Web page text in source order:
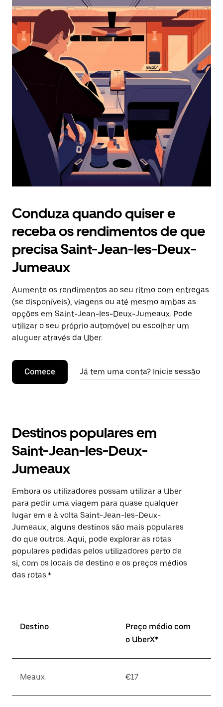
o
calendário
selecionar
uma
data.
Prima
o
botão
o
calendário.
Conduza quando quiser e
receba os rendimentos de que
precisa Saint-Jean-les-Deux-
Jumeaux
Aumente os rendimentos ao seu ritmo com entregas
(se disponíveis), viagens ou até mesmo ambas as
opções em Saint-Jean-les-Deux-Jumeaux. Pode
utilizar o seu próprio automóvel ou escolher um
aluguer através da Uber.
Comece Já tem uma conta? Inicie sessão
Destinos populares em
Saint-Jean-les-Deux-
Jumeaux
Embora os utilizadores possam utilizar a Uber
para pedir uma viagem para quase qualquer
lugar em e à volta Saint-Jean-les-Deux-
Jumeaux, alguns destinos são mais populares
do que outros. Aqui, pode explorar as rotas
populares pedidas pelos utilizadores perto de
si, com os locais de destino e os preços médios
das rotas.*
Destino
Preço médio com
o UberX*
Meaux €17